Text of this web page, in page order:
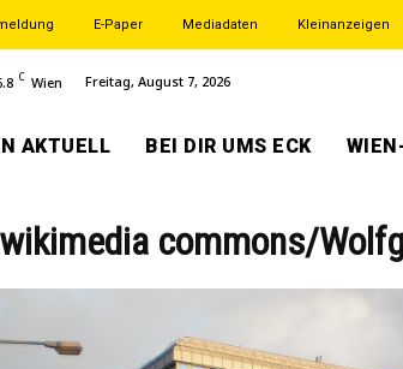
E-Paper Mediadaten Kleinanzeigen
C Wien Freitag, August 7, 2026
AKTUELL BEI DIR UMS ECK
commons/